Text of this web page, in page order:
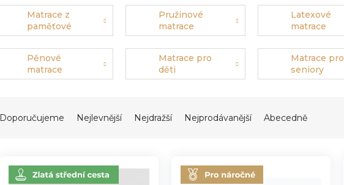
Matrace z
paměťové
pěny
Pružinové
matrace
Latexové
matrace
Pěnové
matrace
Matrace pro
děti
Matrace pro
seniory
Doporučujeme Nejlevnější Nejdražší Nejprodávanější Abecedně